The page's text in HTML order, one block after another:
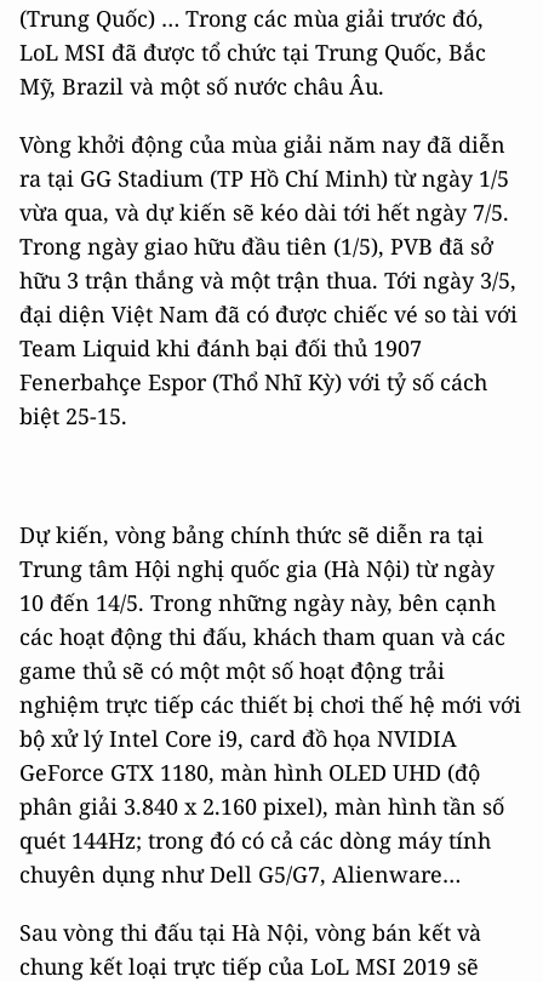
(Trung Quốc) … Trong các mùa giải trước đó,
LoL MSI đã được tổ chức tại Trung Quốc, Bắc
Mỹ, Brazil và một số nước châu Âu.
Vòng khởi động của mùa giải năm nay đã diễn
ra tại GG Stadium (TP Hồ Chí Minh) từ ngày 1/5
vừa qua, và dự kiến sẽ kéo dài tới hết ngày 7/5.
Trong ngày giao hữu đầu tiên (1/5), PVB đã sở
hữu 3 trận thắng và một trận thua. Tới ngày 3/5,
đại diện Việt Nam đã có được chiếc vé so tài với
Team Liquid khi đánh bại đối thủ 1907
Fenerbahçe Espor (Thổ Nhĩ Kỳ) với tỷ số cách
biệt 25-15.
Dự kiến, vòng bảng chính thức sẽ diễn ra tại
Trung tâm Hội nghị quốc gia (Hà Nội) từ ngày
10 đến 14/5. Trong những ngày này, bên cạnh
các hoạt động thi đấu, khách tham quan và các
game thủ sẽ có một một số hoạt động trải
nghiệm trực tiếp các thiết bị chơi thế hệ mới với
bộ xử lý Intel Core i9, card đồ họa NVIDIA
GeForce GTX 1180, màn hình OLED UHD (độ
phân giải 3.840 x 2.160 pixel), màn hình tần số
quét 144Hz; trong đó có cả các dòng máy tính
chuyên dụng như Dell G5/G7, Alienware…
Sau vòng thi đấu tại Hà Nội, vòng bán kết và
chung kết loại trực tiếp của LoL MSI 2019 sẽ